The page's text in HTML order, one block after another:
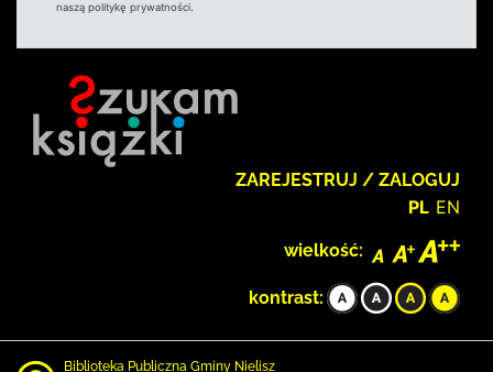
naszą politykę prywatności.
ZAREJESTRUJ / ZALOGUJ
PL EN
wielkość:
kontrast:
Biblioteka Publiczna Gminy Nielisz